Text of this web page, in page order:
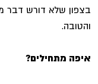
בצפון שלא דורש דבר
והטובה.
איפה מתחילים?